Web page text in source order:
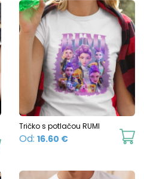
product
page
has
multiple
variants.
options
may
chosen
on
product
This
Tričko s potlačou RUMI
Od: 16.60 €